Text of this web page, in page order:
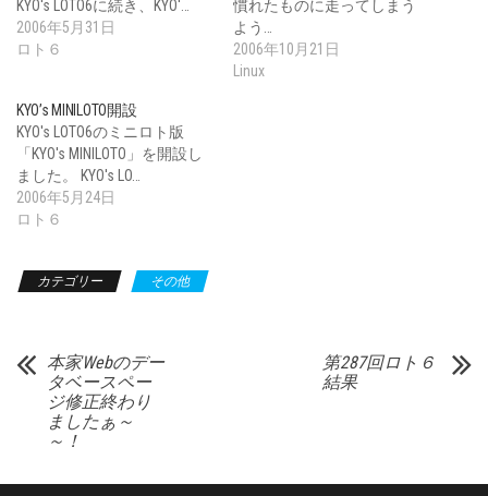
KYO's LOTO6に続き、KYO'…
2006年5月31日
ロト６
慣れたものに走ってしまう
よう…
2006年10月21日
Linux
KYO’s MINILOTO開設
KYO's LOTO6のミニロト版
「KYO's MINILOTO」を開設し
ました。 KYO's LO…
2006年5月24日
ロト６
カテゴリー その他
本家Webのデー
タベースペー
ジ修正終わり
ましたぁ～
～！
第287回ロト６
結果